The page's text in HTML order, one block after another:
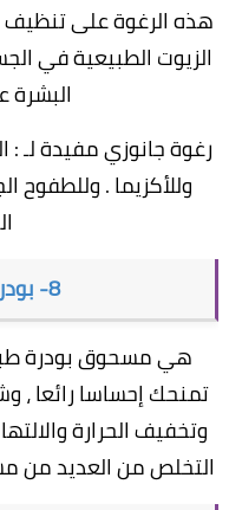
هذه الرغوة على
الزيوت الطبيعية في
البشرة
رغوة جانوزي مفيدة لـ :
وللأكزيما . وللطفوح
8- بودرة التلك DXN
تمنحك إحساسا رائعا ،
وتخفيف الحرارة
التخلص من العديد من